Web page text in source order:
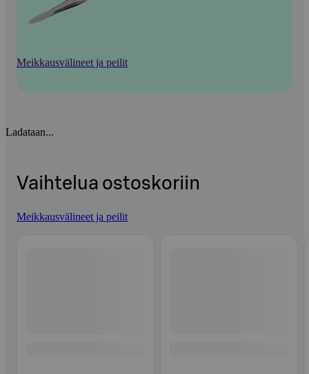
Meikkausvälineet ja peilit
Ladataan...
Vaihtelua ostoskoriin
Meikkausvälineet ja peilit